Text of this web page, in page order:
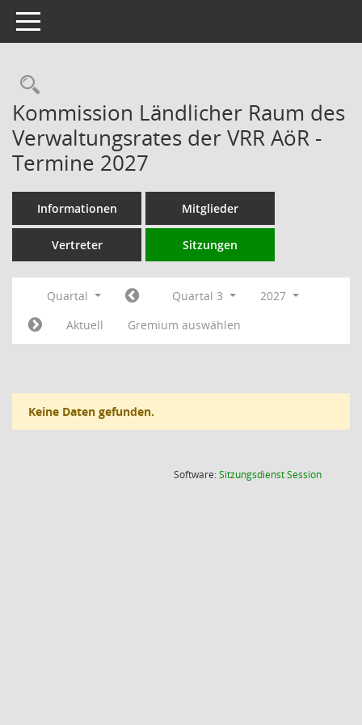
Toggle navigation
Rechercheauswahl
Kommission Ländlicher Raum des
Verwaltungsrates der VRR AöR -
Termine 2027
Informationen Mitglieder
Vertreter Sitzungen
Quartal Quartal 3
2027
Aktuell
Gremium auswählen
Keine Daten gefunden.
Software:SitzungsdienstSession(Wird in